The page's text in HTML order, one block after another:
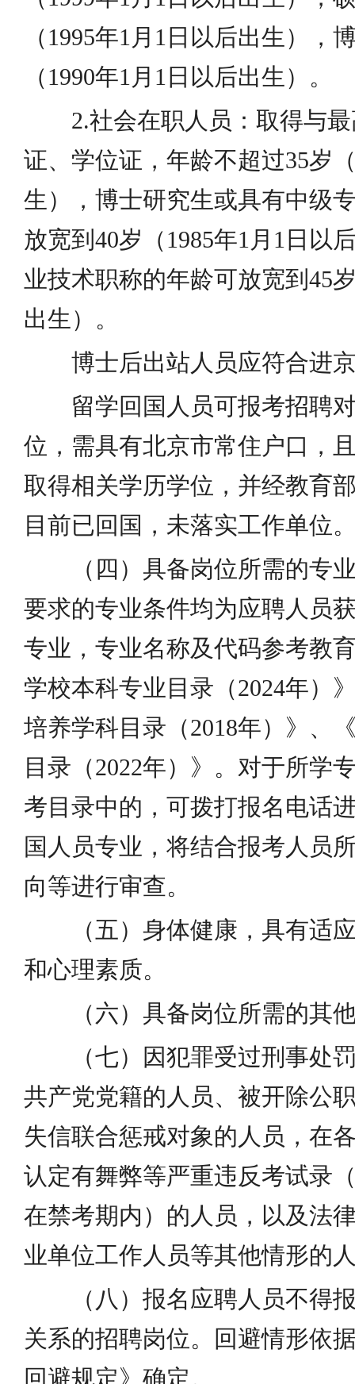
（1995年1月1日以后出生），
（1990年1月1日以后出生）。
2.社会在职人员：取得与
证、学位证，年龄不超过35岁
生），博士研究生或具有中级
放宽到40岁（1985年1月1日以
业技术职称的年龄可放宽到45
出生）。
博士后出站人员应符合进
留学回国人员可报考招聘
位，需具有北京市常住户口，
取得相关学历学位，并经教育
目前已回国，未落实工作单位
（四）具备岗位所需的专
要求的专业条件均为应聘人员
专业，专业名称及代码参考教
学校本科专业目录（2024年）
培养学科目录（2018年）》、
目录（2022年）》。对于所学
考目录中的，可拨打报名电话
国人员专业，将结合报考人员
向等进行审查。
（五）身体健康，具有适
和心理素质。
（六）具备岗位所需的其
（七）因犯罪受过刑事处
共产党党籍的人员、被开除公
失信联合惩戒对象的人员，在
认定有舞弊等严重违反考试录
在禁考期内）的人员，以及法
业单位工作人员等其他情形的
（八）报名应聘人员不得
关系的招聘岗位。回避情形依
回避规定》确定。